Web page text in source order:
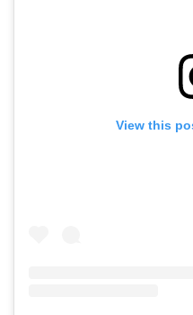
View this